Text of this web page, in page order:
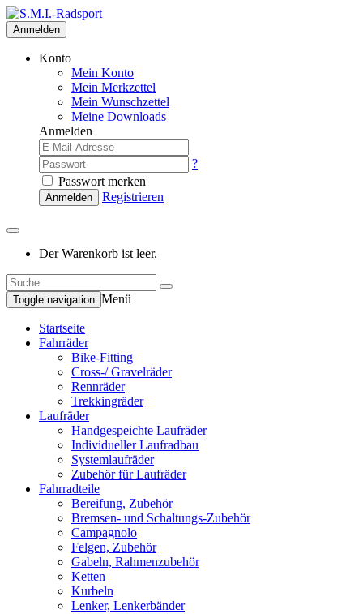
Anmelden
Konto
Mein Konto
Mein Merkzettel
Mein Wunschzettel
Meine Downloads
Anmelden
?
Passwort merken
Anmelden Registrieren
Der Warenkorb ist leer.
Toggle navigation Menü
Startseite
Fahrräder
Bike-Fitting
Cross-/ Gravelräder
Rennräder
Trekkingräder
Laufräder
Handgespeichte Laufräder
Individueller Laufradbau
Systemlaufräder
Zubehör für Laufräder
Fahrradteile
Bereifung, Zubehör
Bremsen- und Schaltungs-Zubehör
Campagnolo
Felgen, Zubehör
Gabeln, Rahmenzubehör
Ketten
Kurbeln
Lenker, Lenkerbänder